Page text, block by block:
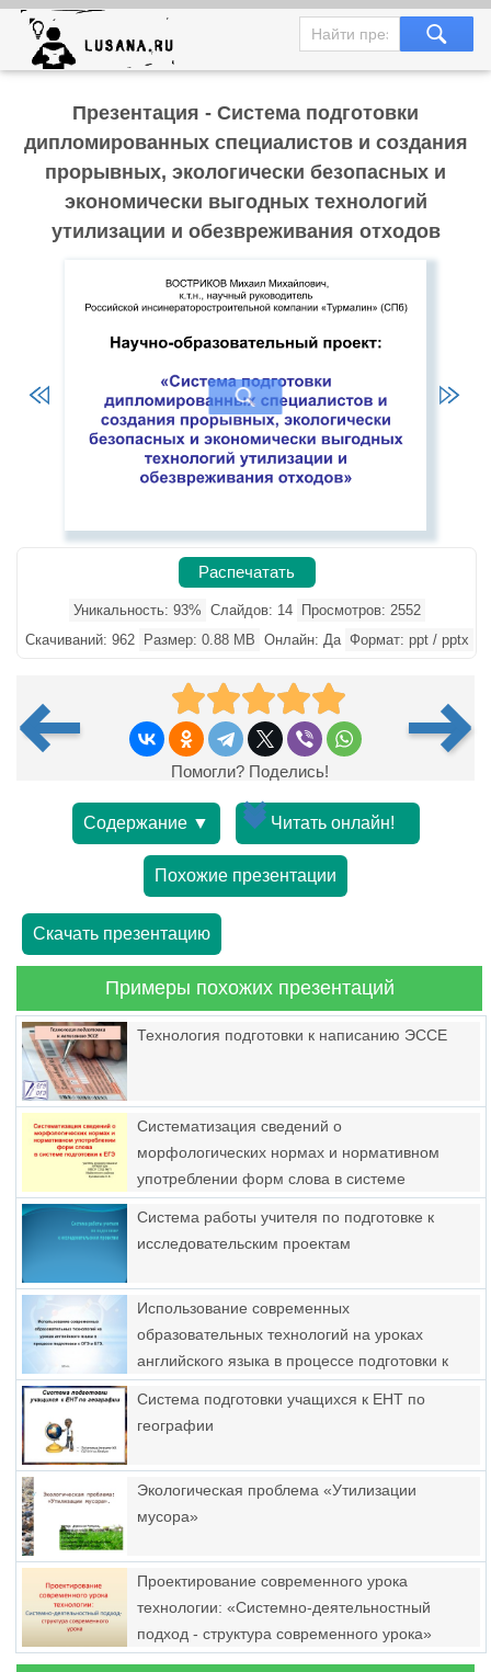
Презентация - Система подготовки
дипломированных специалистов и создания
прорывных, экологически безопасных и
экономически выгодных технологий
утилизации и обезвреживания отходов
Распечатать
Уникальность: 93% Слайдов: 14
Просмотров: 2552
Скачиваний: 962
Размер: 0.88 MB Онлайн: Да Формат: ppt / pptx
Помогли? Поделись!
Содержание ▼ Читать онлайн!
Похожие презентации
Скачать презентацию
Примеры похожих презентаций
Технология подготовки к написанию ЭССЕ
Систематизация сведений о
морфологических нормах и нормативном
употреблении форм слова в системе
Система работы учителя по подготовке к
исследовательским проектам
Использование современных
образовательных технологий на уроках
английского языка в процессе подготовки к
Система подготовки учащихся к ЕНТ по
географии
Экологическая проблема «Утилизации
мусора»
Проектирование современного урока
технологии: «Системно-деятельностный
подход - структура современного урока»